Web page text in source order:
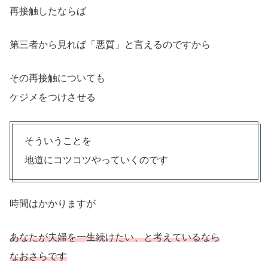
再接触したならば
第三者から見れば「悪質」と言えるのですから
その再接触についても
ケジメをつけさせる
そういうことを
地道にコツコツやっていくのです
時間はかかりますが
あなたが夫婦を一生続けたい、と考えているなら
なおさらです